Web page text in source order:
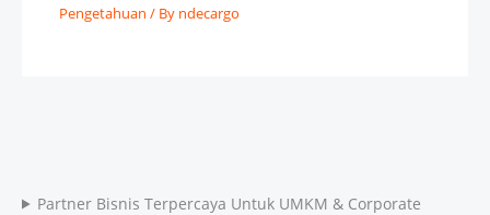
Pengetahuan / By ndecargo
Partner Bisnis Terpercaya Untuk UMKM & Corporate